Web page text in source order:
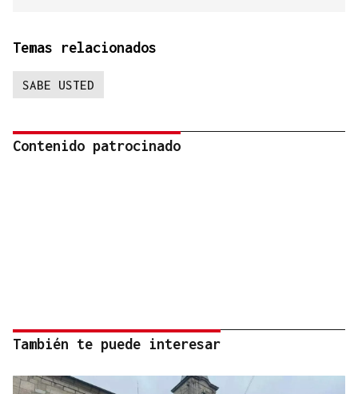
Temas relacionados
SABE USTED
Contenido patrocinado
También te puede interesar